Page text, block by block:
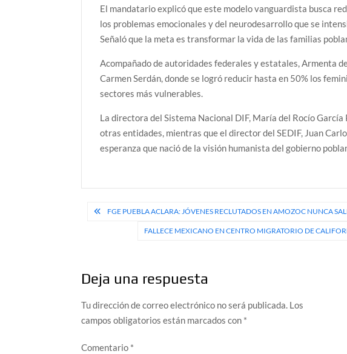
El mandatario explicó que este modelo vanguardista busca
los problemas emocionales y del neurodesarrollo que se
Señaló que la meta es transformar la vida de las familias
Acompañado de autoridades federales y estatales, Armenta
Carmen Serdán, donde se logró reducir hasta en 50% los
sectores más vulnerables.
La directora del Sistema Nacional DIF, María del Rocío
otras entidades, mientras que el director del SEDIF, Juan
esperanza que nació de la visión humanista del gobierno
Navegación
FGE PUEBLA ACLARA: JÓVENES RECLUTADOS EN AMOZOC NUNCA
FALLECE MEXICANO EN CENTRO MIGRATORIO DE
Deja una respuesta
Tu dirección de correo electrónico no será publicada. Los
campos obligatorios están marcados con *
Comentario *